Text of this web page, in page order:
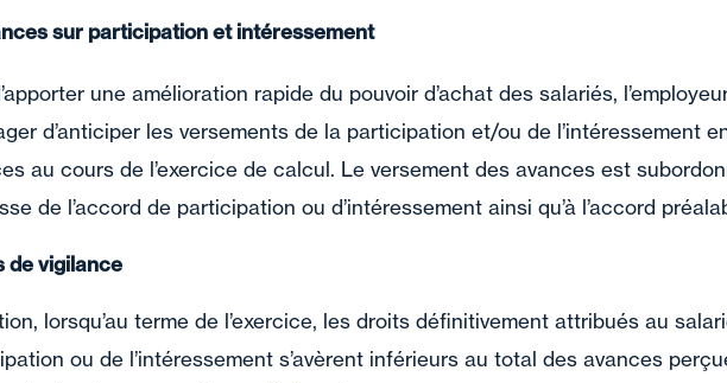
sur participation et intéressement
une amélioration rapide du pouvoir d’achat des salariés,
d’anticiper les versements de la participation et/ou de l’intéressement
au cours de l’exercice de calcul. Le versement des avances est
de l’accord de participation ou d’intéressement ainsi qu’à l’accord
de vigilance
lorsqu’au terme de l’exercice, les droits définitivement attribués au
ou de l’intéressement s’avèrent inférieurs au total des avances